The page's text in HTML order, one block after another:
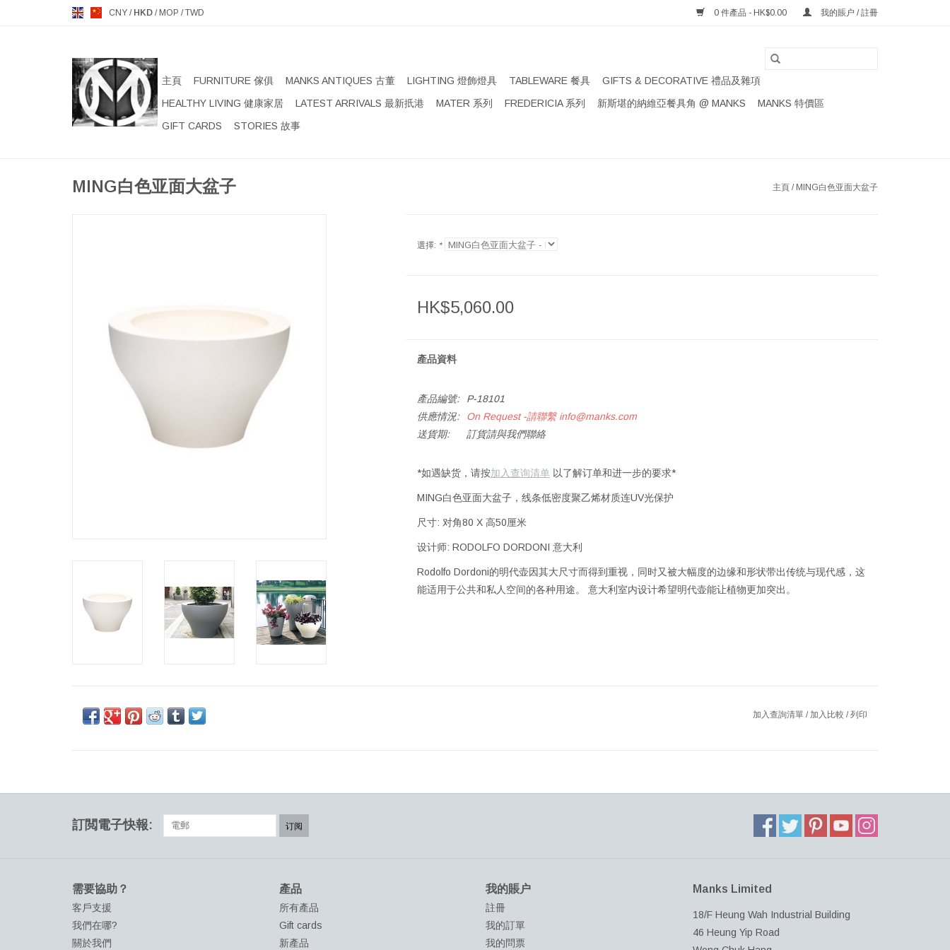
CNY / HKD / MOP /TWD 0 件產品 - HK$0.00 我的賬户 / 註冊
主頁 FURNITURE 傢俱 MANKS ANTIQUES 古董 LIGHTING 燈飾燈具 TABLEWARE 餐具
GIFTS & DECORATIVE 禮品及雜項
HEALTHY LIVING 健康家居
LATEST ARRIVALS 最新扺港 MATER 系列 FREDERICIA 系列 新斯堪的納維亞餐具角 @ MANKS
MANKS 特價區
GIFT CARDS
STORIES 故事
MING白色亚面大盆子 主頁 / MING白色亚面大盆子
選擇: *
HK$5,060.00
產品資料
產品編號:
P-18101
供應情況:
On Request -請聯繫info@manks.com
送貨期:
訂貨請與我們聯絡
*如遇缺货，请按加入查询清单以了解订单和进一步的要求*
MING白色亚面大盆子，线条低密度聚乙烯材质连UV光保护
尺寸: 对角80 X 高50厘米
设计师: RODOLFO DORDONI 意大利
Rodolfo Dordoni的明代壶因其大尺寸而得到重视，同时又被大幅度的边缘和形状带出传统与现代感，这
能适用于公共和私人空间的各种用途。 意大利室内设计希望明代壶能让植物更加突出。
加入查詢清單 / 加入比較 /列印
訂閲電子快報: 订阅
需要協助？
客戶支援
我們在哪?
關於我們
產品
所有產品
Gift cards
新產品
我的賬户
註冊
我的訂單
我的問票
Manks Limited
18/F Heung Wah Industrial Building
46 Heung Yip Road